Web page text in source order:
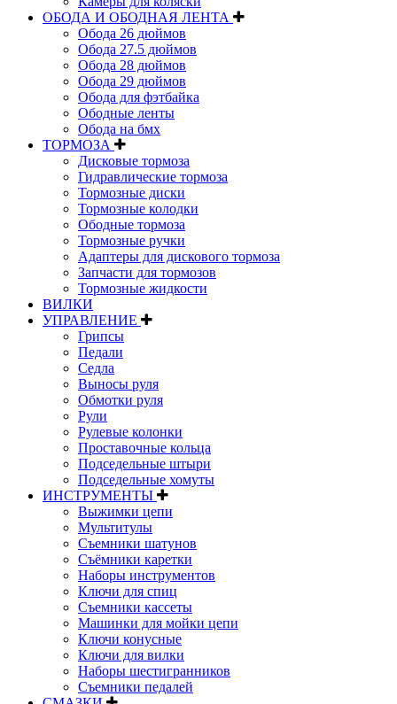
ОБОДА И ОБОДНАЯ ЛЕНТА
Обода 26 дюймов
Обода 27.5 дюймов
Обода 28 дюймов
Обода 29 дюймов
Обода для фэтбайка
Ободные ленты
Обода на бмх
ТОРМОЗА
Дисковые тормоза
Гидравлические тормоза
Тормозные диски
Тормозные колодки
Ободные тормоза
Тормозные ручки
Адаптеры для дискового тормоза
Запчасти для тормозов
Тормозные жидкости
ВИЛКИ
УПРАВЛЕНИЕ
Грипсы
Педали
Седла
Выносы руля
Обмотки руля
Рули
Рулевые колонки
Проставочные кольца
Подседельные штыри
Подседельные хомуты
ИНСТРУМЕНТЫ
Выжимки цепи
Мультитулы
Съемники шатунов
Съёмники каретки
Наборы инструментов
Ключи для спиц
Съемники кассеты
Машинки для мойки цепи
Ключи конусные
Ключи для вилки
Наборы шестигранников
Съемники педалей